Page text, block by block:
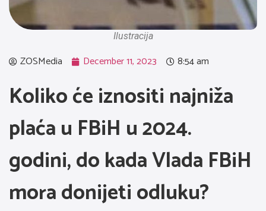
Ilustracija
ZOSMedia December 11, 2023 8:54 am
Koliko će iznositi najniža
plaća u FBiH u 2024.
godini, do kada Vlada FBiH
mora donijeti odluku?